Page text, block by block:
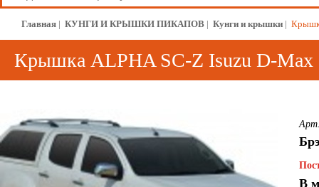
Главная | КУНГИ И КРЫШКИ ПИКАПОВ | Кунги и крышки |
Крышка ALPHA SC-Z Isuzu D-Max
В